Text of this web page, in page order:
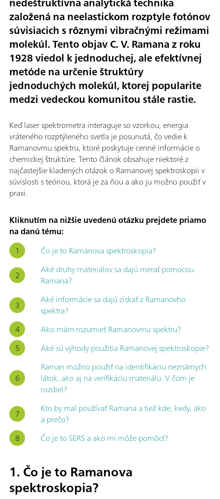
založená na neelastickom rozptyle fotónov
súvisiacich s rôznymi vibračnými režimami
molekúl. Tento objav C. V. Ramana z roku
1928 viedol k jednoduchej, ale efektívnej
metóde na určenie štruktúry
jednoduchých molekúl, ktorej popularite
medzi vedeckou komunitou stále rastie.
Keď laser spektrometra interaguje so vzorkou, energia
vráteného rozptýleného svetla je posunutá, čo vedie k
Ramanovmu spektru, ktoré poskytuje cenné informácie o
chemickej štruktúre. Tento článok obsahuje niektoré z
najčastejšie kladených otázok o Ramanovej spektroskopii v
súvislosti s teóriou, ktorá je za ňou a ako ju možno použiť v
praxi.
Kliknutím na nižšie uvedenú otázku prejdete priamo
na danú tému:
Čo je to Ramanova spektroskopia?
Aké druhy materiálov sa dajú merať pomocou
Ramana?
Aké informácie sa dajú získať z Ramanovho
spektra?
Ako mám rozumieť Ramanovmu spektru?
Aké sú výhody použitia Ramanovej spektroskopie?
Raman možno použiť na identifikáciu neznámych
látok, ako aj na verifikáciu materiálu. V čom je
rozdiel?
Kto by mal používať Ramana a tiež kde, kedy, ako
a prečo?
Čo je to SERS a ako mi môže pomôcť?
1. Čo je to Ramanova
spektroskopia?